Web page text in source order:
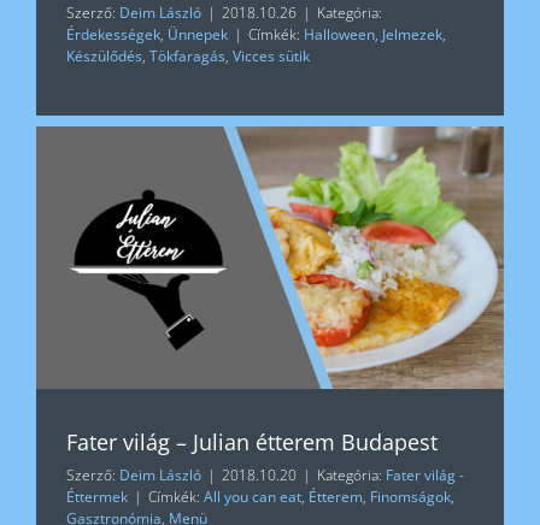
Szerző: Deim László | 2018.10.26 | Kategória:
Érdekességek, Ünnepek | Címkék: Halloween, Jelmezek,
Készülődés, Tökfaragás, Vicces sütik
Fater világ – Julian étterem Budapest
Szerző: Deim László | 2018.10.20 | Kategória: Fater világ -
Éttermek | Címkék: All you can eat, Étterem, Finomságok,
Gasztronómia, Menü